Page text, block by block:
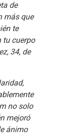
de
más que
te
tu cuerpo
34, de
no solo
mejoró
ánimo